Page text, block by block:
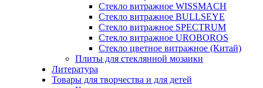
Стекло витражное WISSMACH
Стекло витражное BULLSEYE
Стекло витражное SPECTRUM
Стекло витражное UROBOROS
Стекло цветное витражное (Китай)
Плиты для стеклянной мозаики
Литература
Товары для творчества и для детей